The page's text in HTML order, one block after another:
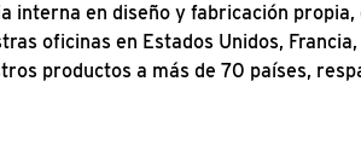
interna en diseño y fabricación propia,
oficinas en Estados Unidos, Francia,
productos a más de 70 países,